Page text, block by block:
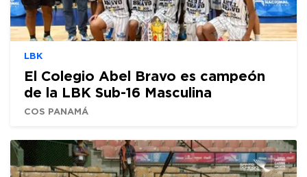
LBK
El Colegio Abel Bravo es campeón
de la LBK Sub-16 Masculina
COS PANAMÁ